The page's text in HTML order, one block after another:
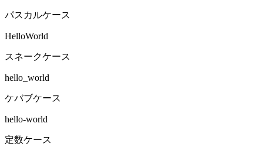
パスカルケース
HelloWorld
スネークケース
hello_world
ケバブケース
hello-world
定数ケース